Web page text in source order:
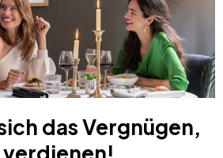
das Vergnügen,